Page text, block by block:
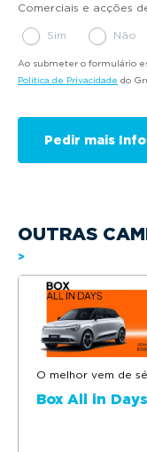
Comerciais e acções
Sim Não
Ao submeter o formulário
Política de Privacidade do
OUTRAS
>
O melhor vem de
Box All in Days